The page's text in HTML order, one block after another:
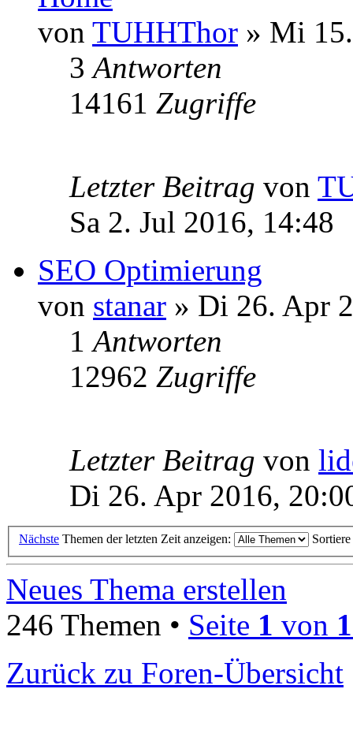
von TUHHThor » Mi
3Antworten
14161 Zugriffe
Letzter Beitrag von
Sa 2. Jul 2016, 14:48
SEO Optimierung
von stanar » Di 26. Apr
1Antworten
12962 Zugriffe
Letzter Beitrag von
Di 26. Apr 2016,
Nächste Themen der letzten Zeit anzeigen:
Neues Thema erstellen
246 Themen • Seite 1 von
Zurück zu Foren-Übersicht